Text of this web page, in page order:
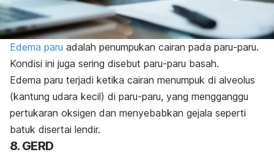
Edema paru adalah penumpukan cairan pada paru-paru.
Kondisi ini juga sering disebut paru-paru basah.
Edema paru terjadi ketika cairan menumpuk di alveolus
(kantung udara kecil) di paru-paru, yang mengganggu
pertukaran oksigen dan menyebabkan gejala seperti
batuk disertai lendir.
8. GERD